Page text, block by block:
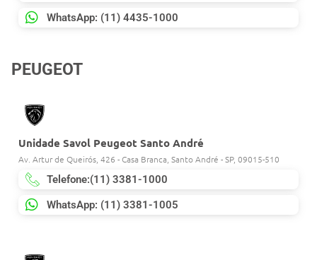
WhatsApp: (11) 4435-1000
PEUGEOT
Unidade Savol Peugeot Santo André
Av. Artur de Queirós, 426 - Casa Branca, Santo André - SP, 09015-510
Telefone:(11) 3381-1000
WhatsApp: (11) 3381-1005